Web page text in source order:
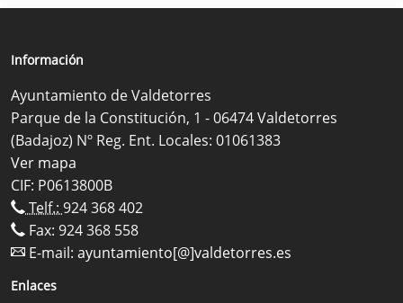
Información
Ayuntamiento de Valdetorres
Parque de la Constitución, 1 - 06474 Valdetorres
(Badajoz) Nº Reg. Ent. Locales: 01061383
Ver mapa
CIF: P0613800B
Telf.: 924 368 402
Fax: 924 368 558
E-mail: ayuntamiento[@]valdetorres.es
Enlaces